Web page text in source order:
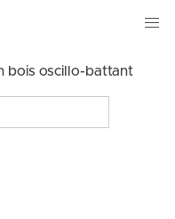
bois oscillo-battant